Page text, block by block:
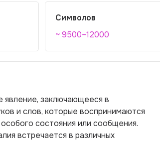
Символов
~ 9500–12000
явление, заключающееся в
и слов, которые воспринимаются
состояния или сообщения.
встречается в различных